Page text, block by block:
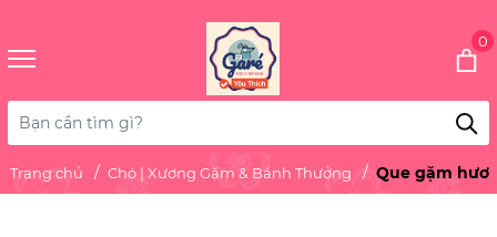
0
Trang chủ Chó | Xương Gặm & Bánh Thưởng Que gặm